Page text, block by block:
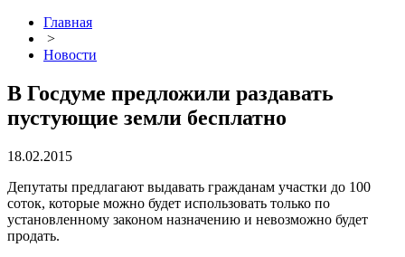
Главная
>
Новости
В Госдуме предложили раздавать
пустующие земли бесплатно
18.02.2015
Депутаты предлагают выдавать гражданам участки до 100
соток, которые можно будет использовать только по
установленному законом назначению и невозможно будет
продать.